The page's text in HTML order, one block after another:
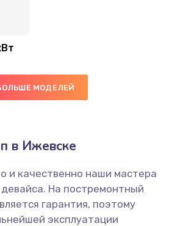
МОДЕЛЕЙ
в Ижевске
и качественно наши мастера
На постремонтный
гарантия, поэтому
эксплуатации